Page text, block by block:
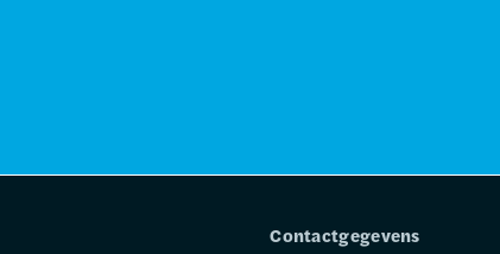
Contactgegevens